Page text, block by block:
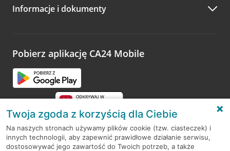
Zachęcamy do podzielenia się z nami opinią o wizycie.
opinie.
Informacje i dokumenty
Pobierz aplikację CA24 Mobile
RODO
Twoja zgoda z korzyścią dla Ciebie
Na naszych stronach używamy plików cookie (tzw. ciasteczek) i
innych technologii, aby zapewnić prawidłowe działanie serwisu,
dostosowywać jego zawartość do Twoich potrzeb, a także